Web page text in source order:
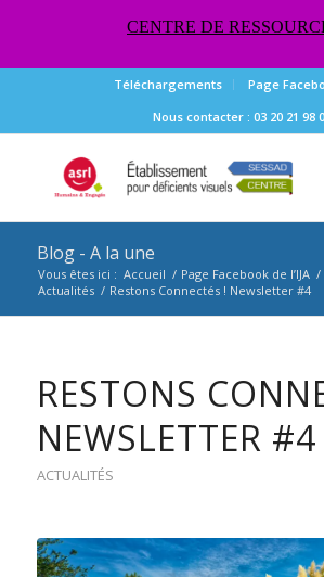
Téléchargements
Page
Nous contacter : 03 20 21 98
Blog - A la une
Vous êtes ici : Accueil / Page Facebook de l’IJA /
Actualités / Restons Connectés ! Newsletter #4
RESTONS
NEWSLETTER #4
ACTUALITÉS
CENTRE DE